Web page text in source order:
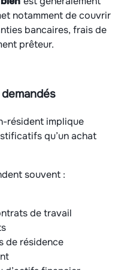
notamment de couvrir
bancaires, frais de
prêteur.
résident implique
qu’un achat
souvent :
de travail
de résidence